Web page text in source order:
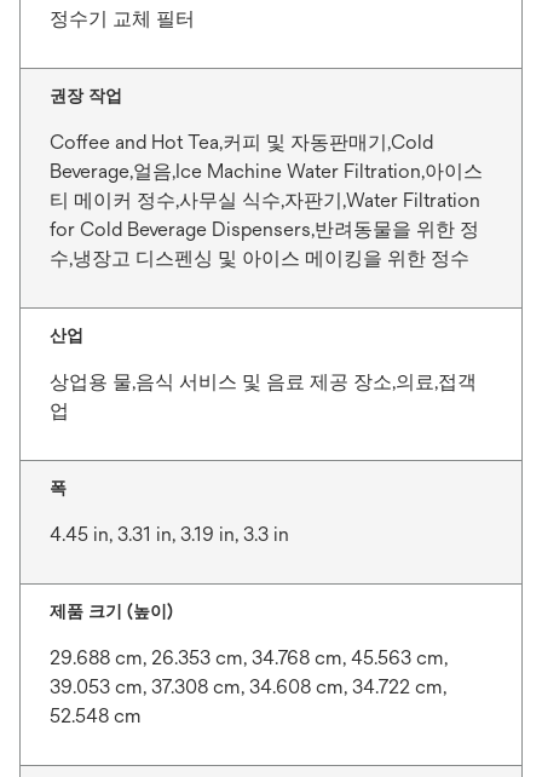
정수기 교체 필터
권장 작업
Coffee and Hot Tea,커피 및 자동판매기,Cold
Beverage,얼음,Ice Machine Water Filtration,아이스
티 메이커 정수,사무실 식수,자판기,Water Filtration
for Cold Beverage Dispensers,반려동물을 위한 정
수,냉장고 디스펜싱 및 아이스 메이킹을 위한 정수
산업
상업용 물,음식 서비스 및 음료 제공 장소,의료,접객
업
폭
4.45 in, 3.31 in, 3.19 in, 3.3 in
제품 크기 (높이)
29.688 cm, 26.353 cm, 34.768 cm, 45.563 cm,
39.053 cm, 37.308 cm, 34.608 cm, 34.722 cm,
52.548 cm